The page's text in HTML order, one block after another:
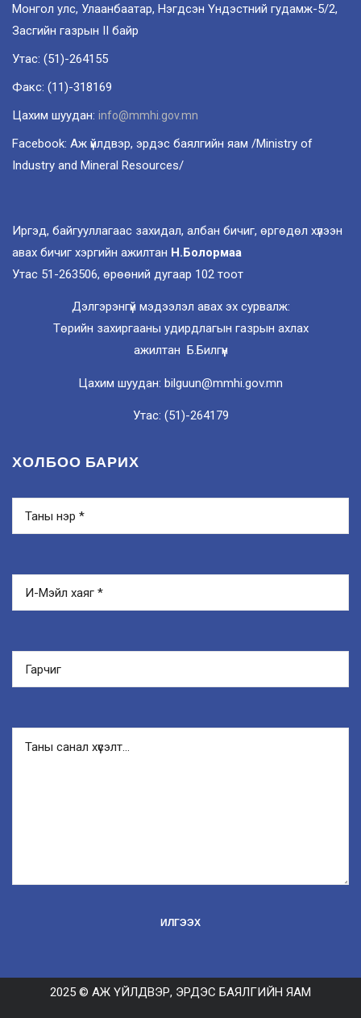
Монгол улс, Улаанбаатар, Нэгдсэн Үндэстний гудамж-5/2,
Засгийн газрын II байр
Утас: (51)-264155
Факс: (11)-318169
Цахим шуудан: info@mmhi.gov.mn
Facebook: Аж үйлдвэр, эрдэс баялгийн яам /Ministry of
Industry and Mineral Resources/
Иргэд, байгууллагаас захидал, албан бичиг, өргөдөл хүлээн
авах бичиг хэргийн ажилтан Н.Болормаа
Утас 51-263506, өрөөний дугаар 102 тоот
Дэлгэрэнгүй мэдээлэл авах эх сурвалж:
Төрийн захиргааны удирдлагын газрын ахлах
ажилтан Б.Билгүүн
Цахим шуудан: bilguun@mmhi.gov.mn
Утас: (51)-264179
ХОЛБОО БАРИХ
2025 © АЖ ҮЙЛДВЭР, ЭРДЭС БАЯЛГИЙН ЯАМ